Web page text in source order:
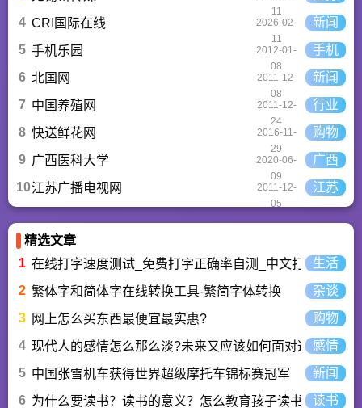
11
4 CRI国际在线
2026-02-
11
新闻
5 手机乐园
2012-01-
08
手机
6 北国网
2011-12-
08
新闻
7 中国养殖网
2011-12-
24
行业
8 快送鲜花网
2016-11-
29
购物
9 广西医科大学
2020-06-
09
广西
10江苏广播电视网
2011-12-
05
江苏
精选文章
1 在线打字速度测试_免费打字正确率自测_中文打字水平测
生活
2 繁体字和简体字在线转换工具-繁简字体转换
杂谈
3
网上怎么买东西最便宜最实惠?
购物
4 现代人的感情怎么那么淡?未来又应该如何面对这人情淡
感情
5 中国张雪机车获得世界超级摩托车锦标赛冠军
新闻
6 为什么要读书？读书的意义？怎么教育孩子读书？读书